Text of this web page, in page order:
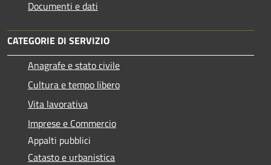
Documenti e dati
CATEGORIE DI SERVIZIO
Anagrafe e stato civile
Cultura e tempo libero
Vita lavorativa
Imprese e Commercio
Appalti pubblici
Catasto e urbanistica